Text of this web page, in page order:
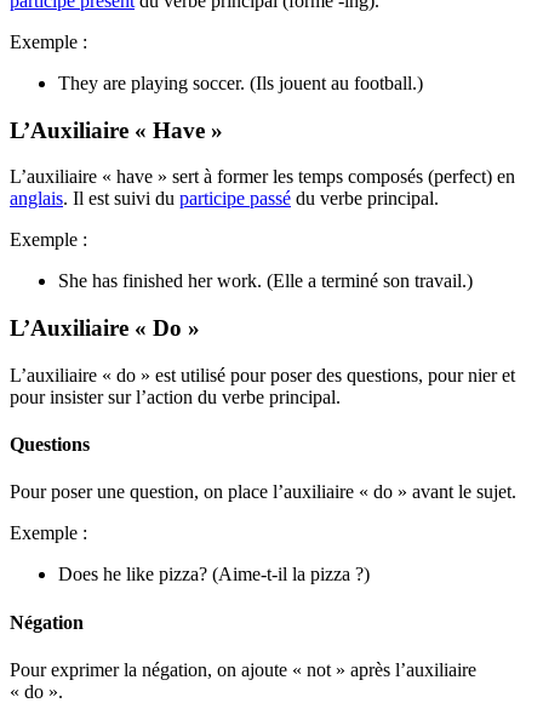
Exemple :
They are playing soccer. (Ils jouent au football.)
L’Auxiliaire « Have »
L’auxiliaire « have » sert à former les temps composés (perfect) en
anglais. Il est suivi du participe passé du verbe principal.
Exemple :
She has finished her work. (Elle a terminé son travail.)
L’Auxiliaire « Do »
L’auxiliaire « do » est utilisé pour poser des questions, pour nier et
pour insister sur l’action du verbe principal.
Questions
Pour poser une question, on place l’auxiliaire « do » avant le sujet.
Exemple :
Does he like pizza? (Aime-t-il la pizza ?)
Négation
Pour exprimer la négation, on ajoute « not » après l’auxiliaire
« do ».